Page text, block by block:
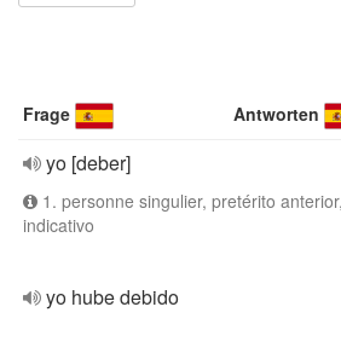
Frage Antworten
yo [deber]
1. personne singulier, pretérito anterior,
indicativo
yo hube debido